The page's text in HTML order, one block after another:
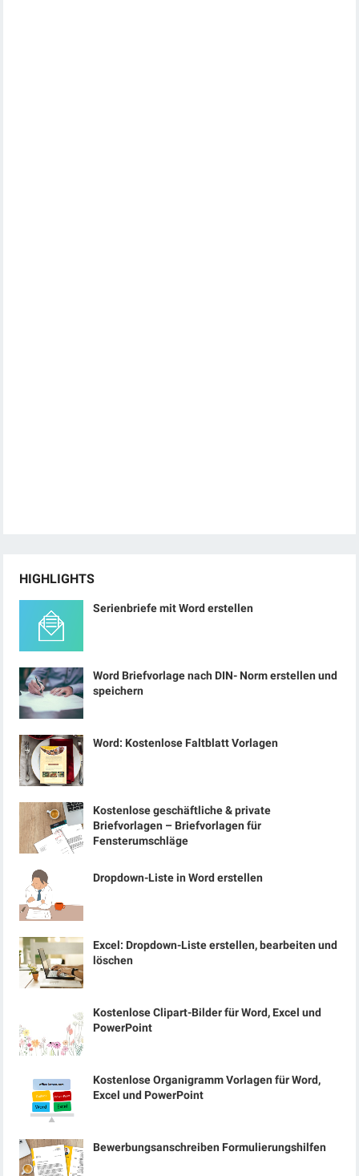
HIGHLIGHTS
Serienbriefe mit Word erstellen
Word Briefvorlage nach DIN- Norm erstellen und
speichern
Word: Kostenlose Faltblatt Vorlagen
Kostenlose geschäftliche & private
Briefvorlagen – Briefvorlagen für
Fensterumschläge
Dropdown-Liste in Word erstellen
Excel: Dropdown-Liste erstellen, bearbeiten und
löschen
Kostenlose Clipart-Bilder für Word, Excel und
PowerPoint
Kostenlose Organigramm Vorlagen für Word,
Excel und PowerPoint
Bewerbungsanschreiben Formulierungshilfen